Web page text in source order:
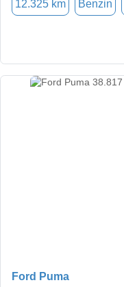
12.325 km Benzin
Ford Puma